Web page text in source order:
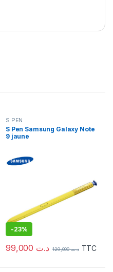
S PEN
S Pen Samsung Galaxy Note
9 jaune
-23%
د.ت د.ت129,000 TTC